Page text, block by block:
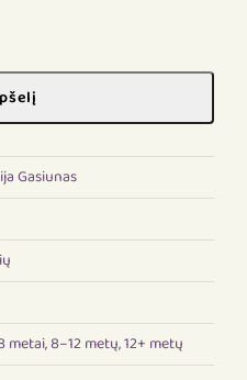
Gasiunas
metai, 8–12 metų, 12+ metų